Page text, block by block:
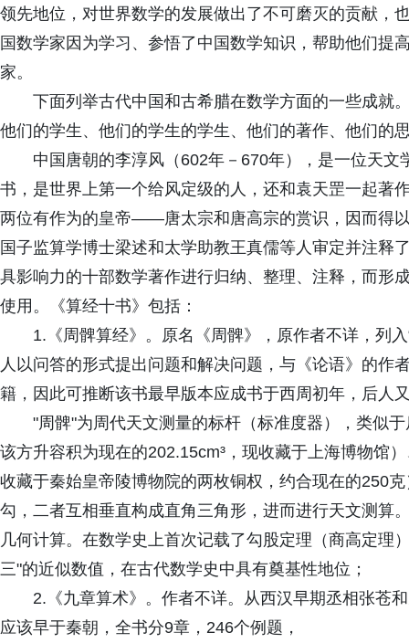
领先地位，对世界数学的发展做出了不可磨灭的贡献，
国数学家因为学习、参悟了中国数学知识，帮助他们提
家。
下面列举古代中国和古希腊在数学方面的一些成就
他们的学生、他们的学生的学生、他们的著作、他们的
中国唐朝的李淳风（602年－670年），是一位天
书，是世界上第一个给风定级的人，还和袁天罡一起著
两位有作为的皇帝——唐太宗和唐高宗的赏识，因而得
国子监算学博士梁述和太学助教王真儒等人审定并注释
具影响力的十部数学著作进行归纳、整理、注释，而形
使用。《算经十书》包括：
1.《周髀算经》。原名《周髀》，原作者不详，列
人以问答的形式提出问题和解决问题，与《论语》的作
籍，因此可推断该书最早版本应成书于西周初年，后人
"周髀"为周代天文测量的标杆（标准度器），类似
该方升容积为现在的202.15cm³，现收藏于上海博物馆
收藏于秦始皇帝陵博物院的两枚铜权，约合现在的250
勾，二者互相垂直构成直角三角形，进而进行天文测算
几何计算。在数学史上首次记载了勾股定理（商高定理
三"的近似数值，在古代数学史中具有奠基性地位；
2.《九章算术》。作者不详。从西汉早期丞相张苍
应该早于秦朝，全书分9章，246个例题，